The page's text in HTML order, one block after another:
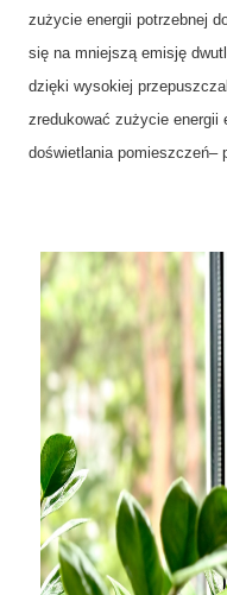
zużycie energii potrzebnej
się na mniejszą emisję
dzięki wysokiej
zredukować zużycie
doświetlania pomieszczeń–